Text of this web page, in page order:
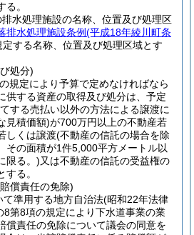
。
水処理施設の名称、位置及び処理区
排水処理施設条例(平成18年綾川町条
定する名称、位置及び処理区域とす
処分)
規定により予算で定めなければなら
供する資産の取得及び処分は、予定
する売払い以外の方法による譲渡に
見積価額)が700万円以上の不動産若
しくは譲渡(不動産の信託の場合を除
その面積が1件5,000平方メートル以
限る。)又は不動産の信託の受益権の
る。
償責任の免除)
て準用する地方自治法(昭和22年法律
8第8項の規定により下水道事業の業
償責任の免除について議会の同意を